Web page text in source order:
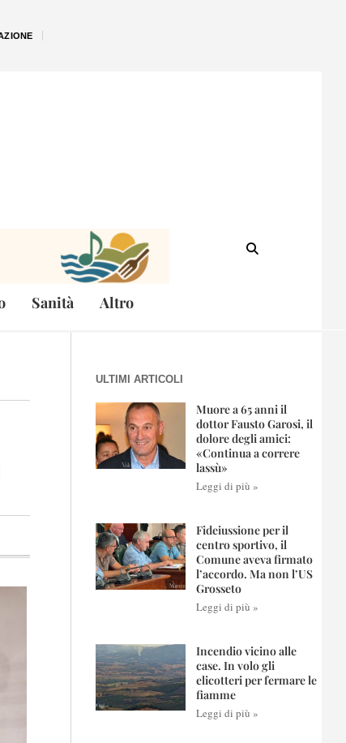
Sanità Altro
ULTIMI ARTICOLI
Muore a 65 anni il
dottor Fausto Garosi, il
dolore degli amici:
«Continua a correre
lassù»
Leggi di più »
Fideiussione per il
centro sportivo, il
Comune aveva firmato
l’accordo. Ma non l’US
Grosseto
Leggi di più »
Incendio vicino alle
case. In volo gli
elicotteri per fermare le
fiamme
Leggi di più »